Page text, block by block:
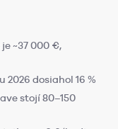
~37 000 €,
dosiahol 16 %
stojí 80–150